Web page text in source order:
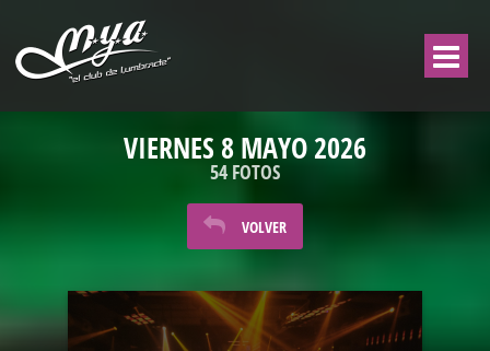
VIERNES 8 MAYO 2026
54 FOTOS
VOLVER